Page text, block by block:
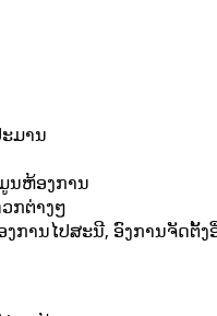
ມານ
ນຫ້ອງການ
ກຕ່າງໆ
ການໄປສະນີ, ອົງການຈັດຕັ້ງ